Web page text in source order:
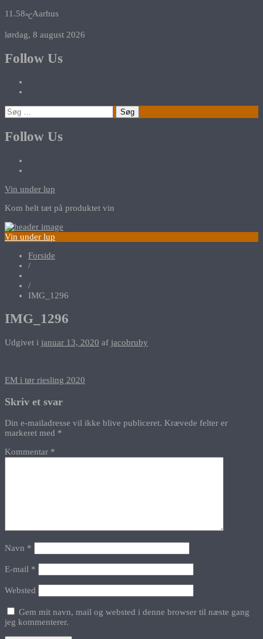
11.58℃Aarhus
lørdag, 8 august 2026
Follow Us
Søg
efter:
Follow Us
Vin under lup
Kom helt tæt på produktet vin
Vin under lup
Forside
/
/
IMG_1296
IMG_1296
Udgivet i januar 13, 2020 af jacobruby
Indlægsnavigation
EM i tør riesling 2020
Skriv et svar
Din e-mailadresse vil ikke blive publiceret. Krævede felter er
markeret med *
Kommentar *
Navn *
E-mail *
Websted
Gem mit navn, mail og websted i denne browser til næste gang
jeg kommenterer.